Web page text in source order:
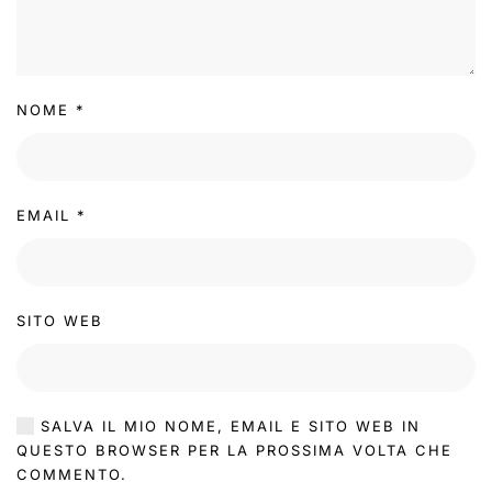
NOME *
EMAIL *
SITO WEB
SALVA IL MIO NOME, EMAIL E SITO WEB IN
QUESTO BROWSER PER LA PROSSIMA VOLTA CHE
COMMENTO.